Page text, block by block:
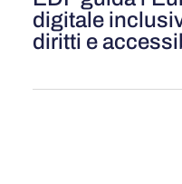
digitale
diritti e